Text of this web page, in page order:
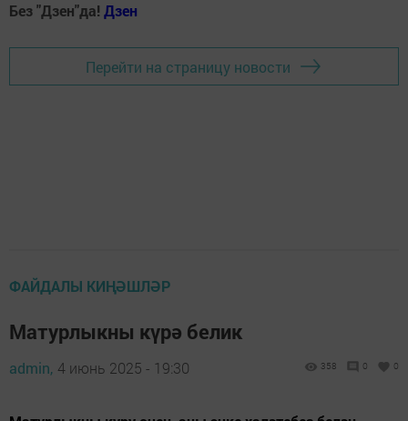
Без "Дзен"да! Дзен
Перейти на страницу новости
ФАЙДАЛЫ КИҢӘШЛӘР
Матурлыкны күрә белик
admin, 4 июнь 2025 - 19:30 358 0 0